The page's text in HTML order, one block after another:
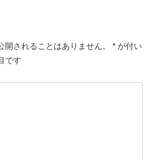
開されることはありません。 * が付い
です